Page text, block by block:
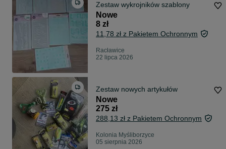
Zestaw wykrojników szablony
Nowe
8 zł
11,78 zł z Pakietem Ochronnym
Racławice
22 lipca 2026
Zestaw nowych artykułów
Nowe
275 zł
288,13 zł z Pakietem Ochronnym
Kolonia Myśliborzyce
05 sierpnia 2026